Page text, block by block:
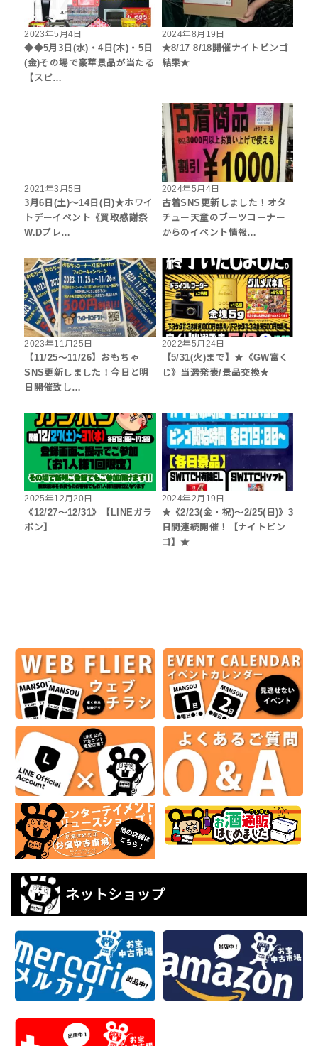
2023年5月4日
◆◆5月3日(水)・4日(木)・5日
(金)その場で豪華景品が当たる
【スピ…
2024年8月19日
★8/17 8/18開催ナイトビンゴ
結果★
2021年3月5日
3月6日(土)～14日(日)★ホワイ
トデーイベント《買取感謝祭
W.Dプレ…
2024年5月4日
古着SNS更新しました！オタ
チュー天童のブーツコーナー
からのイベント情報…
2023年11月25日
【11/25～11/26】おもちゃ
SNS更新しました！今日と明
日開催致し…
2022年5月24日
【5/31(火)まで】★《GW富く
じ》当選発表/景品交換★
2025年12月20日
《12/27～12/31》【LINEガラ
ポン】
2024年2月19日
★《2/23(金・祝)～2/25(日)》3
日間連続開催！【ナイトビン
ゴ】★
ネットショップ